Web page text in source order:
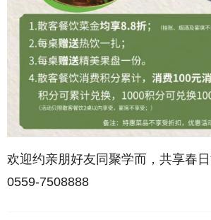
欢迎约亲朋好友同聚学而，共享春
0559-7508888